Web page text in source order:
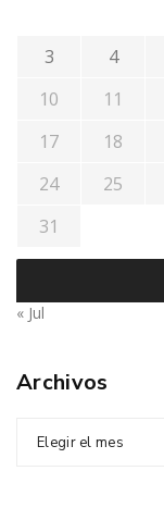
3
4
10
11
17
18
24
25
31
« Jul
Archivos
Elegir el mes